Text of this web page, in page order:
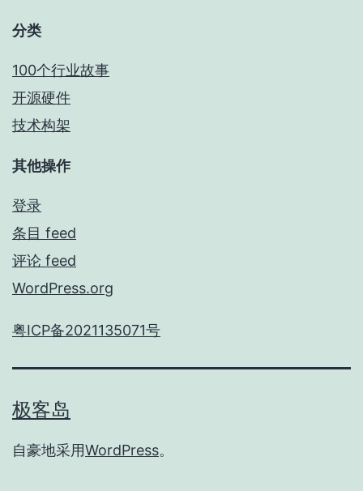
分类
100个行业故事
开源硬件
技术构架
其他操作
登录
条目 feed
评论 feed
WordPress.org
粤ICP备2021135071号
极客岛
自豪地采用WordPress。